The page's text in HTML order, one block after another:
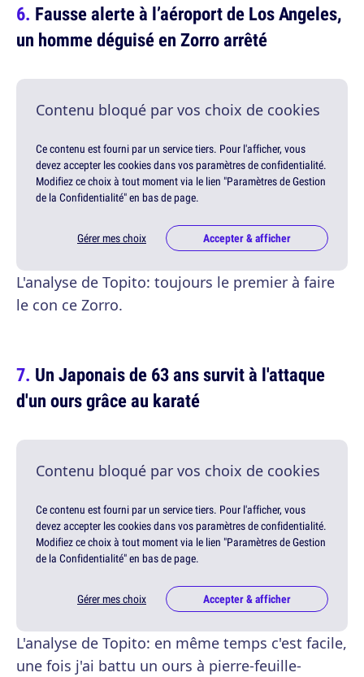
Fausse alerte à l’aéroport de Los Angeles,
un homme déguisé en Zorro arrêté
Contenu bloqué par vos choix de cookies
Ce contenu est fourni par un service tiers. Pour l'afficher, vous
devez accepter les cookies dans vos paramètres de confidentialité.
Modifiez ce choix à tout moment via le lien "Paramètres de Gestion
de la Confidentialité" en bas de page.
Gérer mes choix Accepter & afficher
L'analyse de Topito: toujours le premier à faire
le con ce Zorro.
Un Japonais de 63 ans survit à l'attaque
d'un ours grâce au karaté
Contenu bloqué par vos choix de cookies
Ce contenu est fourni par un service tiers. Pour l'afficher, vous
devez accepter les cookies dans vos paramètres de confidentialité.
Modifiez ce choix à tout moment via le lien "Paramètres de Gestion
de la Confidentialité" en bas de page.
Gérer mes choix Accepter & afficher
L'analyse de Topito: en même temps c'est facile,
une fois j'ai battu un ours à pierre-feuille-